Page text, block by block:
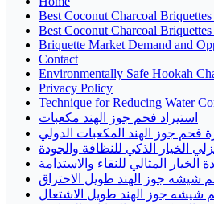
Best Coconut Charcoal
Best Coconut Charcoal
Briquette Market Demand and
Contact
Environmentally Safe Hookah
Privacy Policy
Technique for Reducing Water
استيراد فحم جوز الهند مكعبات
فحم جوز الهند المكعبات الدولي
الخيار الذكي للنظافة والجودة
المثالي للنقاء والاستدامة
شيشه جوز الهند طويل الاحتراق
شيشه جوز الهند طويل الاشتعال